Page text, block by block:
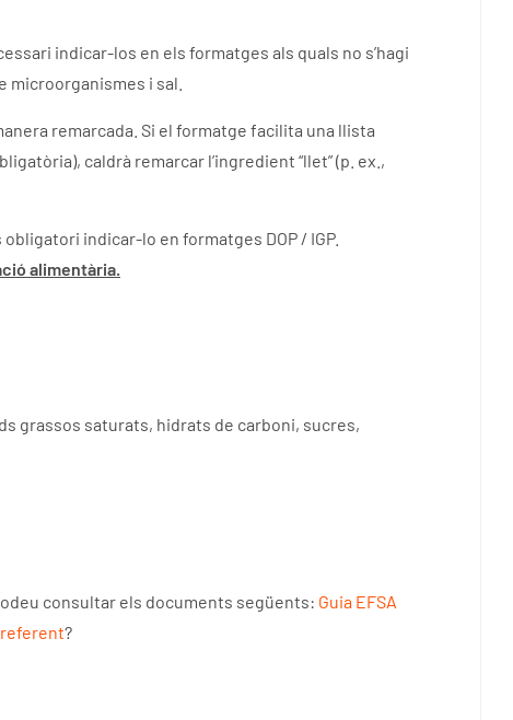
indicar-los en els formatges als quals no s’hagi
i sal.
remarcada. Si el formatge facilita una llista
caldrà remarcar l’ingredient “llet” (p. ex.,
obligatori indicar-lo en formatges DOP / IGP.
alimentària.
grassos saturats, hidrats de carboni, sucres,
consultar els documents següents: Guia EFSA
?